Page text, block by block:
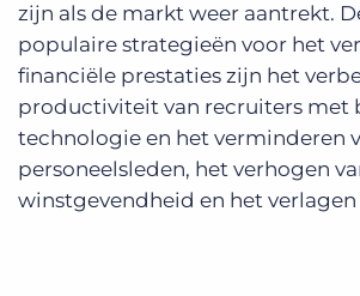
zijn als de markt weer aantrekt.
populaire strategieën voor het
financiële prestaties zijn het
productiviteit van recruiters met
technologie en het verminderen
personeelsleden, het verhogen
winstgevendheid en het verlagen